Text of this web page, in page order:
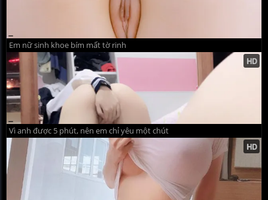
Em nữ sinh khoe bím mất tờ rinh
Vì anh được 5 phút, nên em chỉ yêu một chút